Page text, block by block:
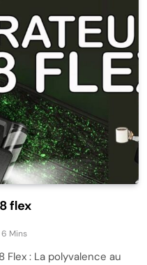
flex
6 Mins
Flex : La polyvalence au